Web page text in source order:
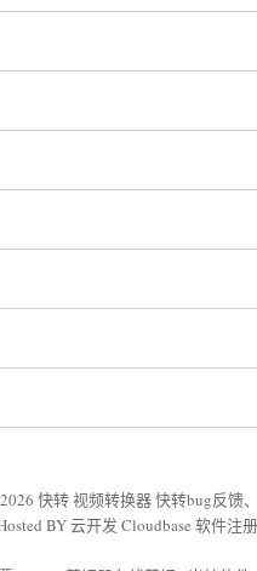
2026快转视频转换器快转bug反馈
BY 云开发 Cloudbase 软件注